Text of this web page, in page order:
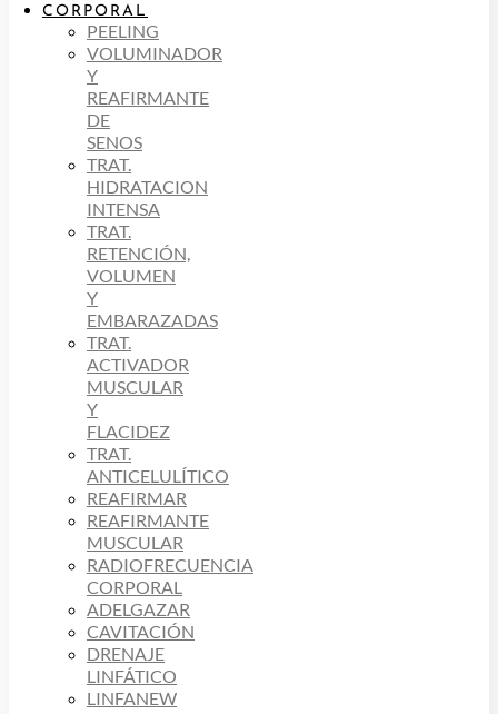
CORPORAL
PEELING
VOLUMINADOR
Y
REAFIRMANTE
DE
SENOS
TRAT.
HIDRATACION
INTENSA
TRAT.
RETENCIÓN,
VOLUMEN
Y
EMBARAZADAS
TRAT.
ACTIVADOR
MUSCULAR
Y
FLACIDEZ
TRAT.
ANTICELULÍTICO
REAFIRMAR
REAFIRMANTE
MUSCULAR
RADIOFRECUENCIA
CORPORAL
ADELGAZAR
CAVITACIÓN
DRENAJE
LINFÁTICO
LINFANEW